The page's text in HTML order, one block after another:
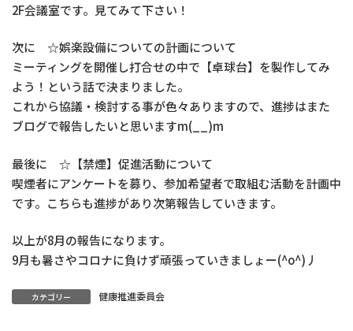
2F会議室です。見てみて下さい！
次に ☆娯楽設備についての計画について
ミーティングを開催し打合せの中で【卓球台】を製作してみ
よう！という話で決まりました。
これから協議・検討する事が色々ありますので、進捗はまた
ブログで報告したいと思いますm(__)m
最後に ☆【禁煙】促進活動について
喫煙者にアンケートを募り、参加希望者で取組む活動を計画中
です。こちらも進捗があり次第報告していきます。
以上が8月の報告になります。
9月も暑さやコロナに負けず頑張っていきましょー(^o^)丿
カテゴリー 健康推進委員会